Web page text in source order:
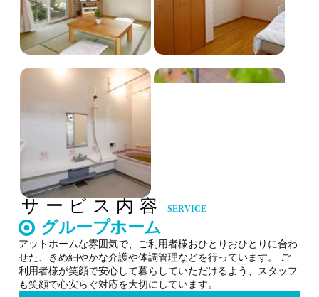
サービス内容 SERVICE
グループホーム
アットホームな雰囲気で、ご利用者様おひとりおひとりに合わ
せた、きめ細やかな介護や体調管理などを行っています。 ご
利用者様が笑顔で安心して暮らしていただけるよう、スタッフ
も笑顔で心安らぐ対応を大切にしています。